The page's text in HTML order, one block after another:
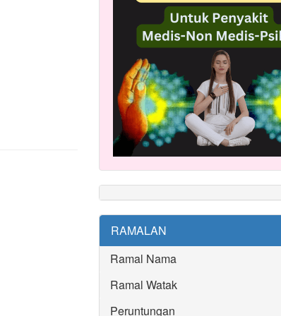
RAMALAN
Ramal Nama
Ramal Watak
Peruntungan